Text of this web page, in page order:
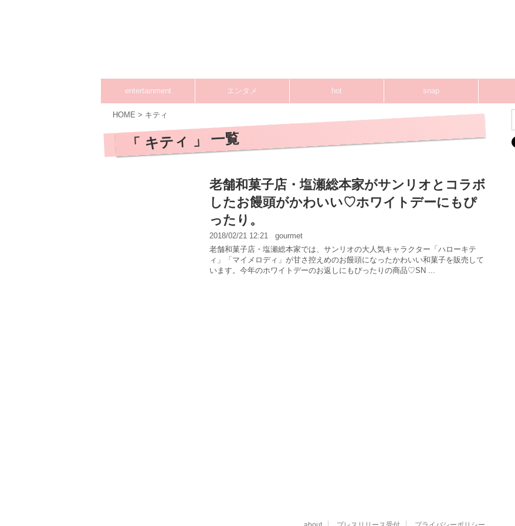
entertainment エンタメ hot snap
HOME > キティ
「 キティ 」 一覧
老舗和菓子店・塩瀬総本家がサンリオとコラボ
したお饅頭がかわいい♡ホワイトデーにもぴ
ったり。
2018/02/21 12:21
gourmet
老舗和菓子店・塩瀬総本家では、サンリオの大人気キャラクター「ハローキテ
ィ」「マイメロディ」が甘さ控えめのお饅頭になったかわいい和菓子を販売して
います。今年のホワイトデーのお返しにもぴったりの商品♡SN ...